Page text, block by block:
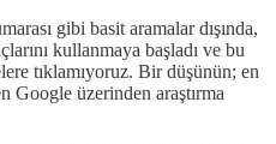
gibi basit aramalar dışında,
kullanmaya başladı ve bu
tıklamıyoruz. Bir düşünün; en
Google üzerinden araştırma